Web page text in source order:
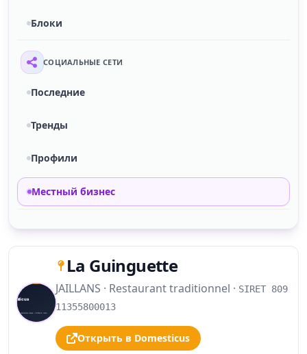
Блоки
СОЦИАЛЬНЫЕ СЕТИ
Последние
Тренды
Профили
Местный бизнес
La Guinguette
JAILLANS · Restaurant traditionnel · SIRET 809
11355800013
Открыть в Domesticus